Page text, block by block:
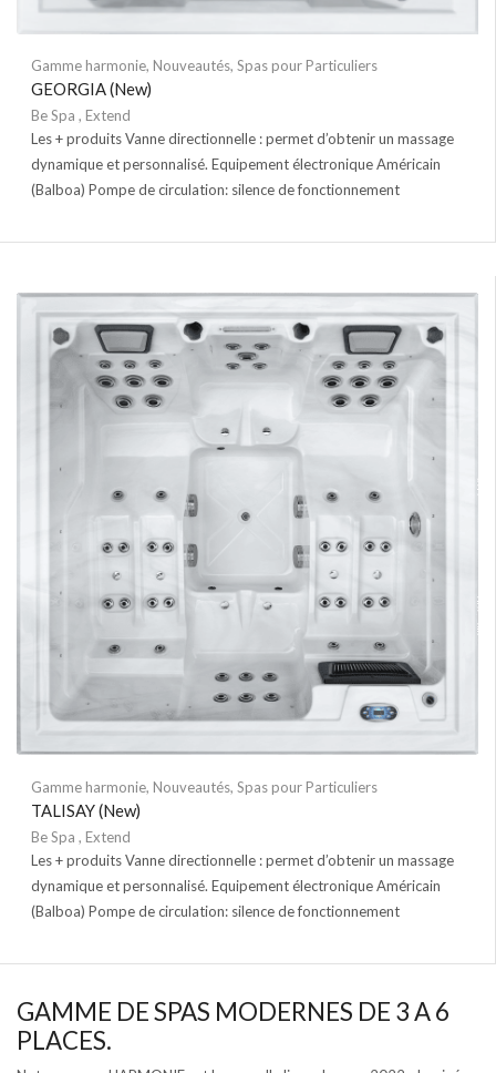
Gamme harmonie, Nouveautés, Spas pour Particuliers
GEORGIA (New)
Be Spa , Extend
Les + produits Vanne directionnelle : permet d’obtenir un massage
dynamique et personnalisé. Equipement électronique Américain
(Balboa) Pompe de circulation: silence de fonctionnement
Gamme harmonie, Nouveautés, Spas pour Particuliers
TALISAY (New)
Be Spa , Extend
Les + produits Vanne directionnelle : permet d’obtenir un massage
dynamique et personnalisé. Equipement électronique Américain
(Balboa) Pompe de circulation: silence de fonctionnement
GAMME DE SPAS MODERNES DE 3 A 6
PLACES.